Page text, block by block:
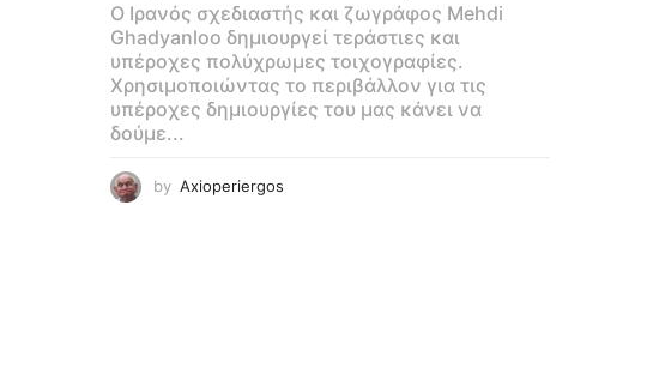
Ο Ιρανός σχεδιαστής και ζωγράφος Mehdi
Ghadyanloo δημιουργεί τεράστιες και
υπέροχες πολύχρωμες τοιχογραφίες.
Χρησιμοποιώντας το περιβάλλον για τις
υπέροχες δημιουργίες του μας κάνει να
δούμε...
by Axioperiergos